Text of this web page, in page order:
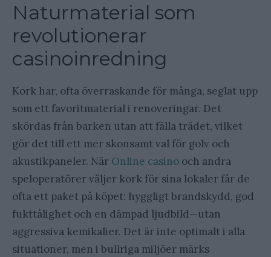
Naturmaterial som
revolutionerar
casinoinredning
Kork har, ofta överraskande för många, seglat upp
som ett favoritmaterial i renoveringar. Det
skördas från barken utan att fälla trädet, vilket
gör det till ett mer skonsamt val för golv och
akustikpaneler. När Online casino och andra
speloperatörer väljer kork för sina lokaler får de
ofta ett paket på köpet: hyggligt brandskydd, god
fukttålighet och en dämpad ljudbild—utan
aggressiva kemikalier. Det är inte optimalt i alla
situationer, men i bullriga miljöer märks